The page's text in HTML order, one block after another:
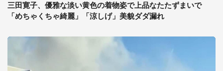
三田寛子、優雅な淡い黄色の着物姿で上品なたたずまいで
「めちゃくちゃ綺麗」「涼しげ」美貌ダダ漏れ